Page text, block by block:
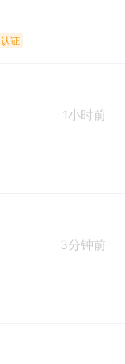
认证
1小时前
3分钟前